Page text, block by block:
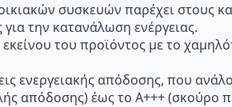
συσκευών παρέχει στους
την κατανάλωση ενέργειας.
του προϊόντος με το
ενεργειακής απόδοσης, που
απόδοσης) έως το Α+++ (σκούρο